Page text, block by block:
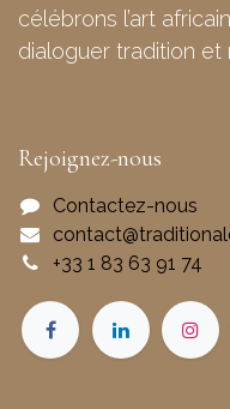
célébrons l’art
dialoguer tradition et
Rejoignez-nous
Contactez-nous
+33 1 83 63 91 74